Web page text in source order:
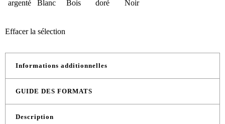
Effacer la sélection
Informations additionnelles
GUIDE DES FORMATS
Description